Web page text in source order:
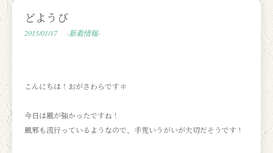
どようび
2015/01/17 -新着情報-
こんにちは！おがさわらです＊
今日は風が強かったですね！
風邪も流行っているようなので、手荒いうがいが大切だそうです！